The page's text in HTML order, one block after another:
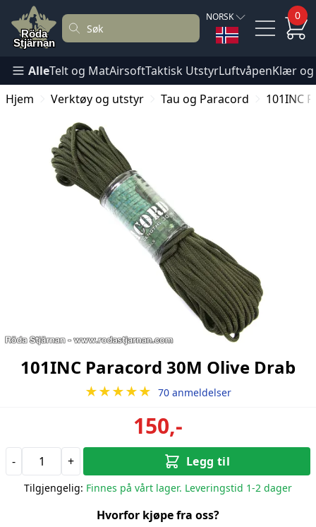
NORSK 0
AlleTelt og MatAirsoftTaktisk UtstyrLuftvåpenKlær
Hjem
Verktøy og utstyr Tau og Paracord 101INC
101INC Paracord 30M Olive Drab
★★★★★ 70 anmeldelser
150,-
- + Legg til
Tilgjengelig: Finnes på vårt lager. Leveringstid 1-2 dager
Hvorfor kjøpe fra oss?